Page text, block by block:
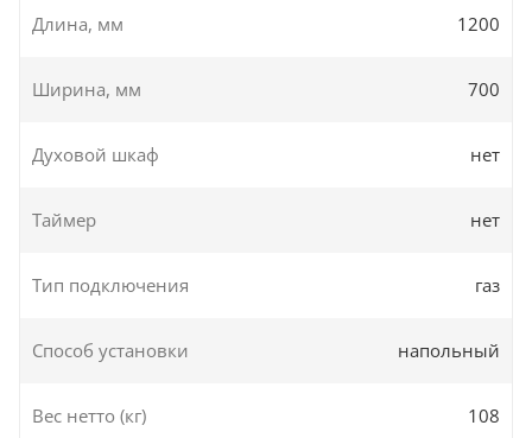
Длина, мм 1200
Ширина, мм 700
Духовой шкаф нет
Таймер нет
Тип подключения газ
Способ установки напольный
Вес нетто (кг) 108